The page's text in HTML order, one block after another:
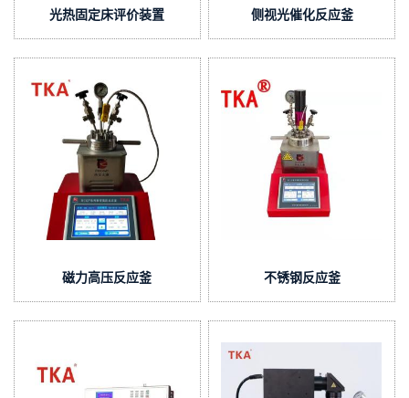
光热固定床评价装置 侧视光催化反应釜
磁力高压反应釜 不锈钢反应釜